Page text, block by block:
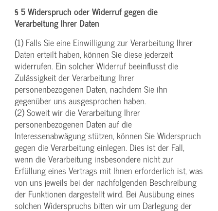
§ 5 Widerspruch oder Widerruf gegen die
Verarbeitung Ihrer Daten
(1) Falls Sie eine Einwilligung zur Verarbeitung Ihrer
Daten erteilt haben, können Sie diese jederzeit
widerrufen. Ein solcher Widerruf beeinflusst die
Zulässigkeit der Verarbeitung Ihrer
personenbezogenen Daten, nachdem Sie ihn
gegenüber uns ausgesprochen haben.
(2) Soweit wir die Verarbeitung Ihrer
personenbezogenen Daten auf die
Interessenabwägung stützen, können Sie Widerspruch
gegen die Verarbeitung einlegen. Dies ist der Fall,
wenn die Verarbeitung insbesondere nicht zur
Erfüllung eines Vertrags mit Ihnen erforderlich ist, was
von uns jeweils bei der nachfolgenden Beschreibung
der Funktionen dargestellt wird. Bei Ausübung eines
solchen Widerspruchs bitten wir um Darlegung der